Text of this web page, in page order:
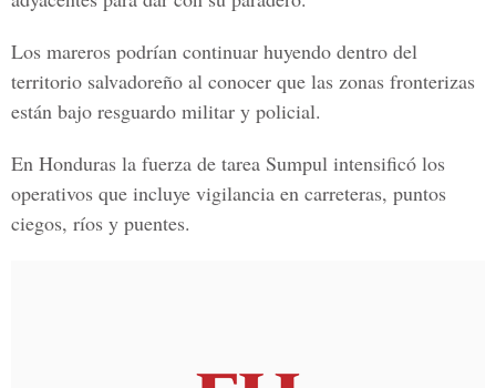
Los mareros podrían continuar huyendo dentro del
territorio salvadoreño al conocer que las zonas fronterizas
están bajo resguardo militar y policial.
En Honduras la fuerza de tarea Sumpul intensificó los
operativos que incluye vigilancia en carreteras, puntos
ciegos, ríos y puentes.